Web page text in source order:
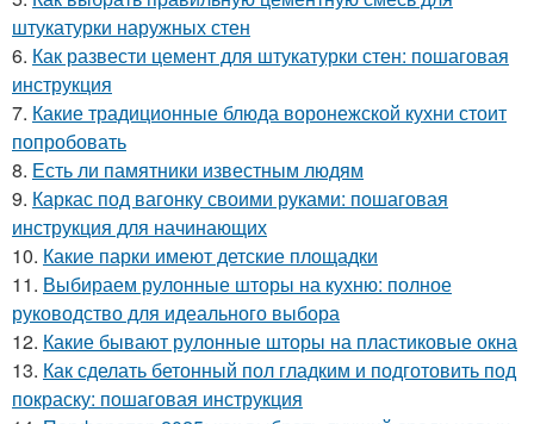
штукатурки наружных стен
6. Как развести цемент для штукатурки стен: пошаговая
инструкция
7. Какие традиционные блюда воронежской кухни стоит
попробовать
8. Есть ли памятники известным людям
9. Каркас под вагонку своими руками: пошаговая
инструкция для начинающих
10. Какие парки имеют детские площадки
11. Выбираем рулонные шторы на кухню: полное
руководство для идеального выбора
12. Какие бывают рулонные шторы на пластиковые окна
13. Как сделать бетонный пол гладким и подготовить под
покраску: пошаговая инструкция